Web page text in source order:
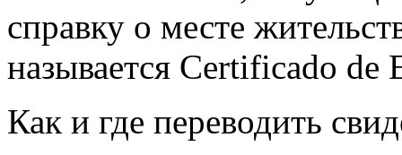
справку о месте
называется Certificado de
Как и где переводить